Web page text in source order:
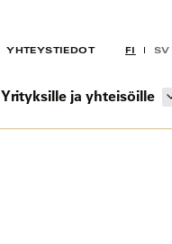
YHTEYSTIEDOT FI SV
Yrityksille ja yhteisöille